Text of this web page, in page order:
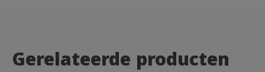
Gerelateerde producten